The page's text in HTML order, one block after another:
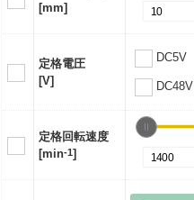
[mm]
定格電圧
[V]
DC5V
DC48V
定格回転速度
[min-1]